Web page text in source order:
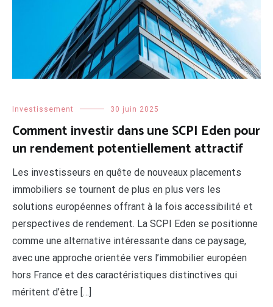
Investissement 30 juin 2025
Comment investir dans une SCPI Eden pour
un rendement potentiellement attractif
Les investisseurs en quête de nouveaux placements
immobiliers se tournent de plus en plus vers les
solutions européennes offrant à la fois accessibilité et
perspectives de rendement. La SCPI Eden se positionne
comme une alternative intéressante dans ce paysage,
avec une approche orientée vers l’immobilier européen
hors France et des caractéristiques distinctives qui
méritent d’être […]